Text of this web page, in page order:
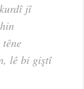
jî
lê bi giştî